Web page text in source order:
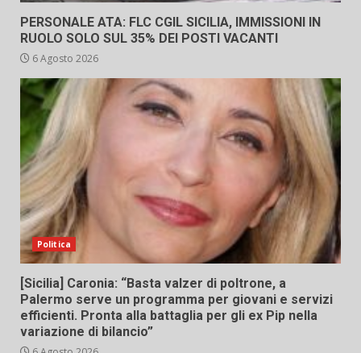
PERSONALE ATA: FLC CGIL SICILIA, IMMISSIONI IN
RUOLO SOLO SUL 35% DEI POSTI VACANTI
6 Agosto 2026
Politica
[Sicilia] Caronia: “Basta valzer di poltrone, a
Palermo serve un programma per giovani e servizi
efficienti. Pronta alla battaglia per gli ex Pip nella
variazione di bilancio”